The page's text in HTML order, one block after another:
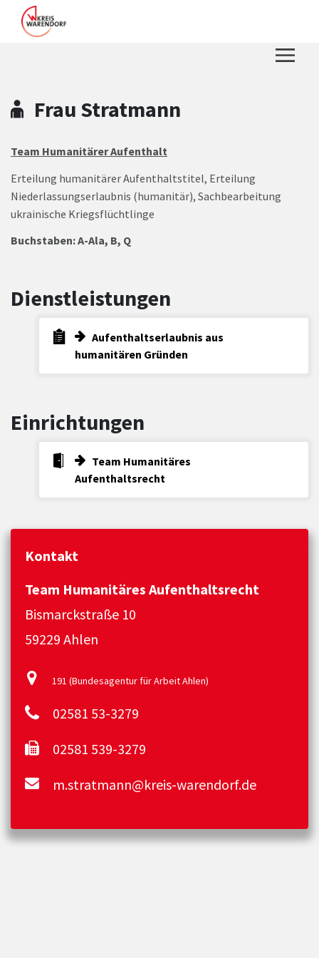
Zum Header
Zum Hauptinhalt
Zum Footer
Zum Hauptinhalt springen
Frau Stratmann
Team Humanitärer Aufenthalt
Erteilung humanitärer Aufenthaltstitel, Erteilung
Niederlassungserlaubnis (humanitär), Sachbearbeitung
ukrainische Kriegsflüchtlinge
Buchstaben: A-Ala, B, Q
Dienstleistungen
Aufenthaltserlaubnis aus
humanitären Gründen
Einrichtungen
Team Humanitäres
Aufenthaltsrecht
Kontakt
Team Humanitäres Aufenthaltsrecht
Bismarckstraße 10
59229 Ahlen
191 (Bundesagentur für Arbeit Ahlen)
02581 53-3279
02581 539-3279
m.stratmann@kreis-warendorf.de